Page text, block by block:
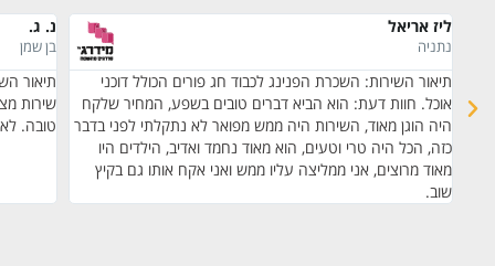
ליז אריאל
נתניה
תיאור השירות: השכרת הפנינג לכבוד חג פורים הכולל דוכני
אוכל. חוות דעת: הוא הביא דברים טובים בשפע, המחיר שלקח
היה הוגן מאוד, השירות היה ממש מפואר לא נתקלתי לפני בדבר
כזה, הכל היה טרי וטעים, הוא מאוד נחמד ואדיב, הילדים היו
מאוד מרוצים, אני ממליצה עליו ממש ואני אקח אותו גם בקיץ
שוב.
נ. ג.
בן שמן
תיאור
שירות
טובה.